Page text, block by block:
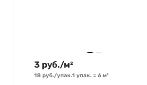
3 руб./м²
18 руб./упак.1 упак.= 6 м²